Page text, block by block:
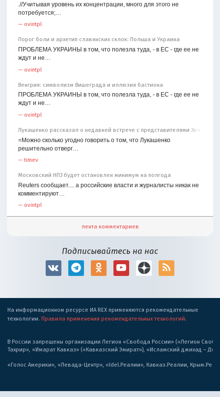
.//Учитывая уровень их концентрации, много для этого не
потребуется;…
— ovintpl
Порог боли и архетип славянских склок: Польша и Украина
ПРОБЛЕМА УКРАИНЫ в том, что полезла туда, - в ЕС - где ее не
ждут и не…
— ovintpl
Венгрия: символизм Вишеграда и иллюзия бастиона
ПРОБЛЕМА УКРАИНЫ в том, что полезла туда, - в ЕС - где ее не
ждут и не…
— ovintpl
Лукашенко рассказал о недавней встрече с представителями
=Можно сколько угодно говорить о том, что Лукашенко
решительно отверг…
—timev
Московский НПЗ будет остановлен минимум на полгода
Reuters сообщает.... а российские власти и журналисты никак не
комментируют…
— ovintpl
лента комментариев
Подписывайтесь на нас
На информационном ресурсе ИА REX применяются рекомендательные
технологии. Правила применения рекомендательных технологий.
В России запрещены организации Легион «Свобода России» («Легион
Тахрир», «Имарат Кавказ» («Кавказский Эмират»), «Исламский джихад –
«Голос Америки», «Левада-Центр», «Idel.Реалии», Кавказ.Реалии,